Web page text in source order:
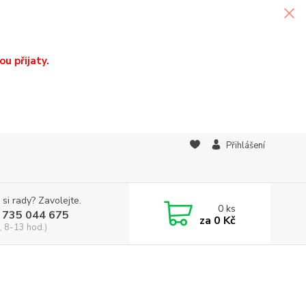
přijaty.
Přihlášení
rady? Zavolejte.
044 675
8-13 hod.)
0ks
za 0 Kč